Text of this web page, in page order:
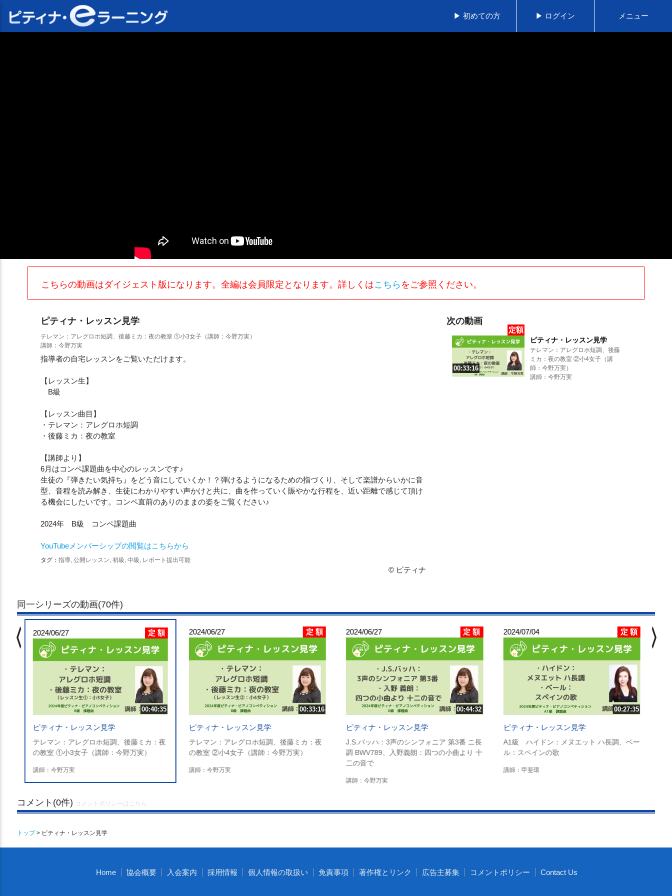
▶ 初めての方 ▶ ログイン メニュー
こちらの動画はダイジェスト版になります。全編は会員限定となります。詳しくはこちら をご参照ください。
ピティナ・レッスン見学
テレマン：アレグロホ短調、後藤ミカ：夜の教室 ①小3女子（講師：今野万実）
講師：今野万実
指導者の自宅レッスンをご覧いただけます。
【レッスン生】
B級
【レッスン曲目】
・テレマン：アレグロホ短調
・後藤ミカ：夜の教室
【講師より】
6月はコンペ課題曲を中心のレッスンです♪
生徒の『弾きたい気持ち』をどう音にしていくか！？弾けるようになるための指づくり、そして楽譜からいかに音
型、音程を読み解き、生徒にわかりやすい声かけと共に、曲を作っていく賑やかな行程を、近い距離で感じて頂け
る機会にしたいです。コンペ直前のありのままの姿をご覧ください♪
2024年 B級 コンペ課題曲
YouTubeメンバーシップの閲覧はこちらから
タグ： 指導, 公開レッスン, 初級, 中級, レポート提出可能
© ピティナ
次の動画
定額
00:33:16
ピティナ・レッスン見学
テレマン：アレグロホ短調、後藤
ミカ：夜の教室 ②小4女子（講
師：今野万実）
講師：今野万実
同一シリーズの動画(70件)
2024/06/27 定 額
00:40:35
ピティナ・レッスン見学
テレマン：アレグロホ短調、後藤ミカ：夜
の教室 ①小3女子（講師：今野万実）
講師：今野万実
2024/06/27 定 額
00:33:16
ピティナ・レッスン見学
テレマン：アレグロホ短調、後藤ミカ：夜
の教室 ②小4女子（講師：今野万実）
講師：今野万実
2024/06/27 定 額
00:44:32
ピティナ・レッスン見学
J.S.バッハ：3声のシンフォニア 第3番 ニ長
調 BWV789、入野義朗：四つの小曲より 十
二の音で
講師：今野万実
2024/07/04 定 額
00:27:35
ピティナ・レッスン見学
A1級 ハイドン：メヌエット ハ長調、ベー
ル：スペインの歌
講師：甲斐環
chevron_left chevron_right
コメント(0件) コメントポリシーはこちら
トップ> ピティナ・レッスン見学
Home 協会概要 入会案内 採用情報 個人情報の取扱い 免責事項 著作権とリンク 広告主募集 コメントポリシー Contact Us